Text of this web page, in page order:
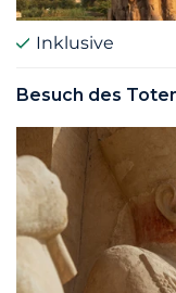
Inklusive
Besuch des